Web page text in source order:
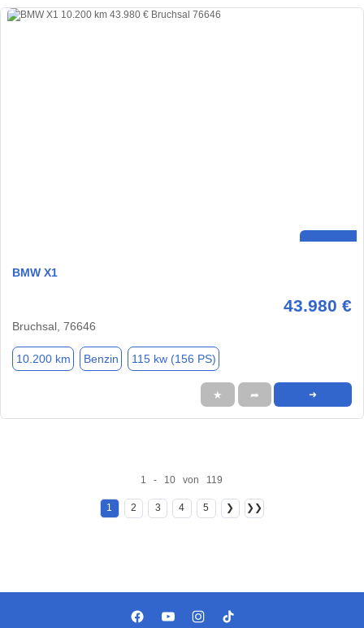
BMW X1
43.980 €
Bruchsal, 76646
10.200 km Benzin 115 kw (156 PS)
★ ➦ ➜
1 - 10 von 119
1 2 3 4 5 ❯ ❯❯